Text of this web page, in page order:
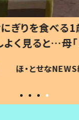
校、息子は「
た 父が“ウチ給
理由とは #令和
ほ・とせな